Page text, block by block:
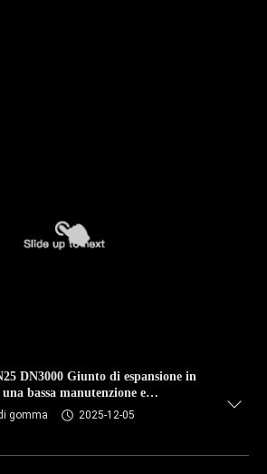
DN3000 Giunto di espansione in
bassa manutenzione e
nelle reti di tubazioni
gomma
2025-12-05